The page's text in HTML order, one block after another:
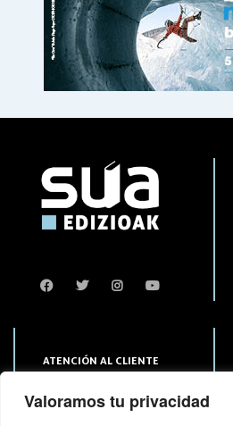
Valoramos tu privacidad
ATENCIÓN AL CLIENTE
944 169 430